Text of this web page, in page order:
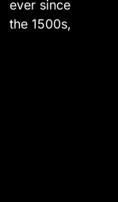
ever since
the 1500s,